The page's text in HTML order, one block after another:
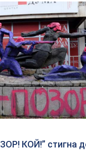
КОЙ!” стигна